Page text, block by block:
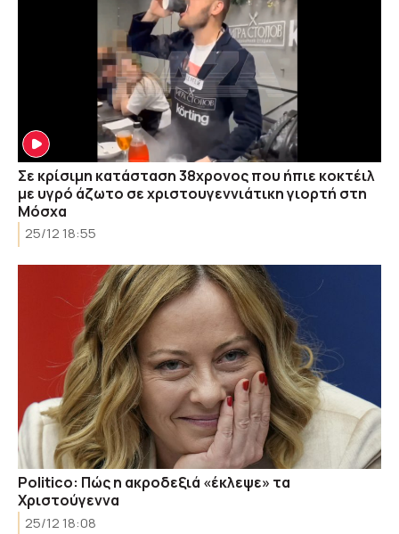
Σε κρίσιμη κατάσταση 38χρονος που ήπιε κοκτέιλ
με υγρό άζωτο σε χριστουγεννιάτικη γιορτή στη
Μόσχα
25/12 18:55
Politico: Πώς η ακροδεξιά «έκλεψε» τα
Χριστούγεννα
25/12 18:08